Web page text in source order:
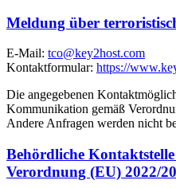
Meldung über
E-Mail: tco@key2host.com
Kontaktformular: https://
Die angegebenen
Kommunikation gemäß
Andere Anfragen werden nicht
Behördliche
Verordnung (EU) 2022/